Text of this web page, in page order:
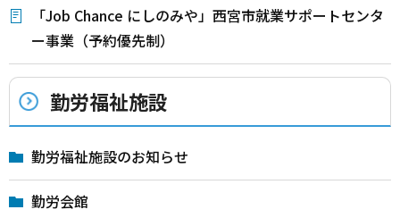
「Job Chance にしのみや」西宮市就業サポートセンタ
ー事業（予約優先制）
勤労福祉施設
勤労福祉施設のお知らせ
勤労会館